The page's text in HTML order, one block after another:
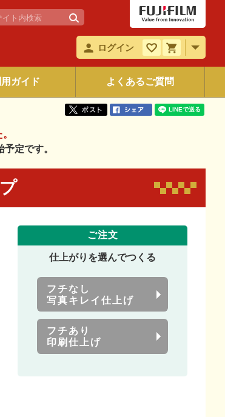
ログイン
ガイド よくあるご質問
定です。
ご注文
仕上がりを選んでつくる
フチなし
写真キレイ仕上げ
フチあり
印刷仕上げ